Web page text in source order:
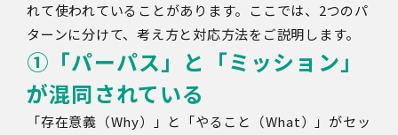
れて使われていることがあります。ここでは、2つのパ
ターンに分けて、考え方と対応方法をご説明します。
①「パーパス」と「ミッション」
が混同されている
「存在意義（Why）」と「やること（What）」がセッ